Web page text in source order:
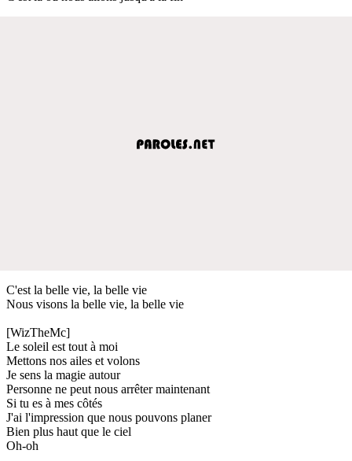
C'est la belle vie, la belle vie
Nous visons la belle vie, la belle vie
[WizTheMc]
Le soleil est tout à moi
Mettons nos ailes et volons
Je sens la magie autour
Personne ne peut nous arrêter maintenant
Si tu es à mes côtés
J'ai l'impression que nous pouvons planer
Bien plus haut que le ciel
Oh-oh